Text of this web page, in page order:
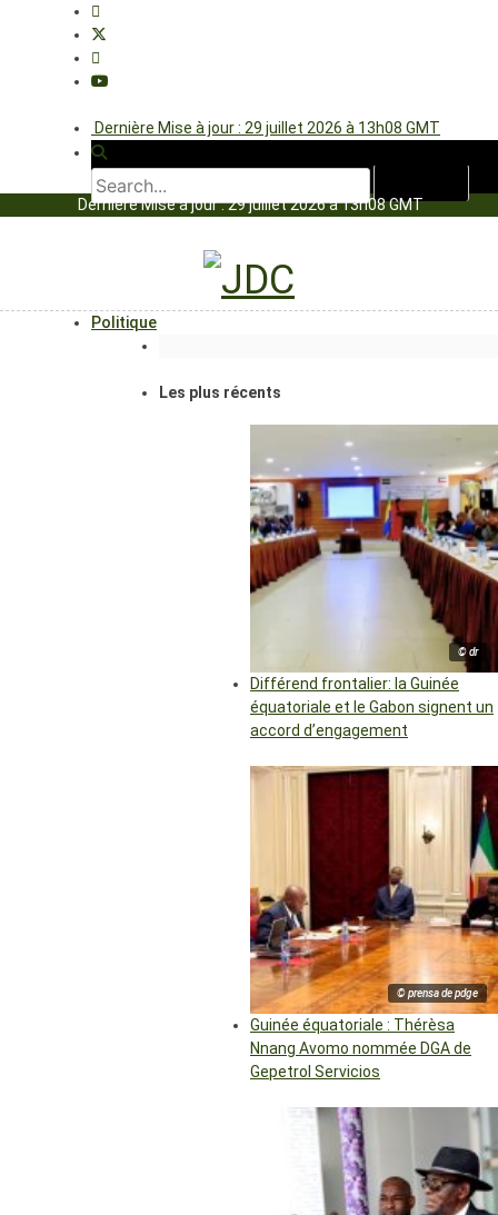
Dernière Mise à jour : 29 juillet 2026 à 13h08 GMT
Dernière Mise à jour : 29 juillet 2026 à 13h08 GMT
Politique
Les plus récents
© dr
Différend frontalier: la Guinée
équatoriale et le Gabon signent un
accord d’engagement
© prensa de pdge
Guinée équatoriale : Thérèsa
Nnang Avomo nommée DGA de
Gepetrol Servicios